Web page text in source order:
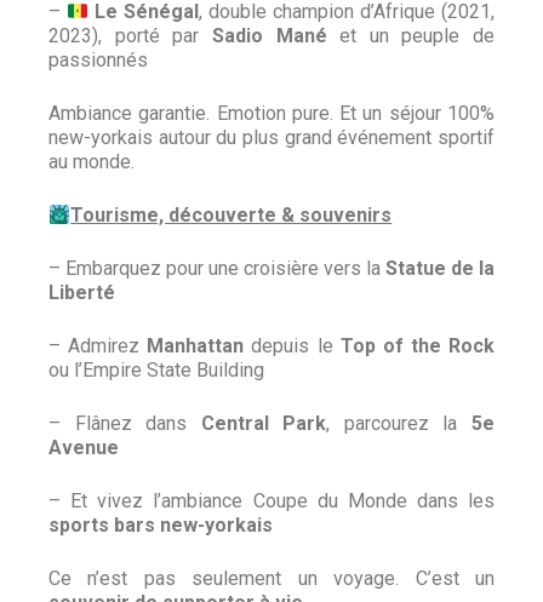
–
Le Sénégal, double champion d’Afrique (2021,
2023), porté par Sadio Mané et un peuple de
passionnés
Ambiance garantie. Emotion pure. Et un séjour 100%
new-yorkais autour du plus grand événement sportif
au monde.
Tourisme, découverte & souvenirs
– Embarquez pour une croisière vers la Statue de la
Liberté
– Admirez Manhattan depuis le Top of the Rock
ou l’Empire State Building
– Flânez dans Central Park, parcourez la5e
Avenue
– Et vivez l’ambiance Coupe du Monde dans les
sports bars new-yorkais
Ce n’est pas seulement un voyage. C’est un